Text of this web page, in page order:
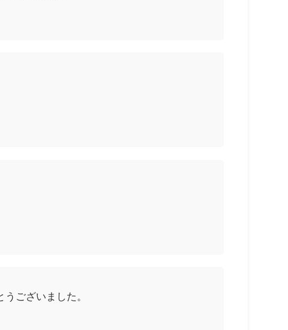
ございました。